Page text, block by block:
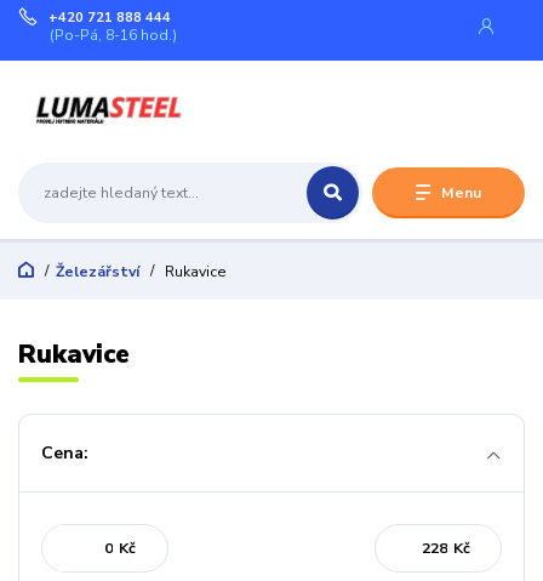
Menu
+420 721 888 444
(Po-Pá, 8-16 hod.)
Železářství Rukavice
Rukavice
Cena:
Kč Kč